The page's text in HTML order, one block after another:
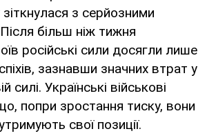
з серйозними
більш ніж тижня
російські сили досягли лише
зазнавши значних втрат у
силі. Українські військові
попри зростання тиску, вони
свої позиції.